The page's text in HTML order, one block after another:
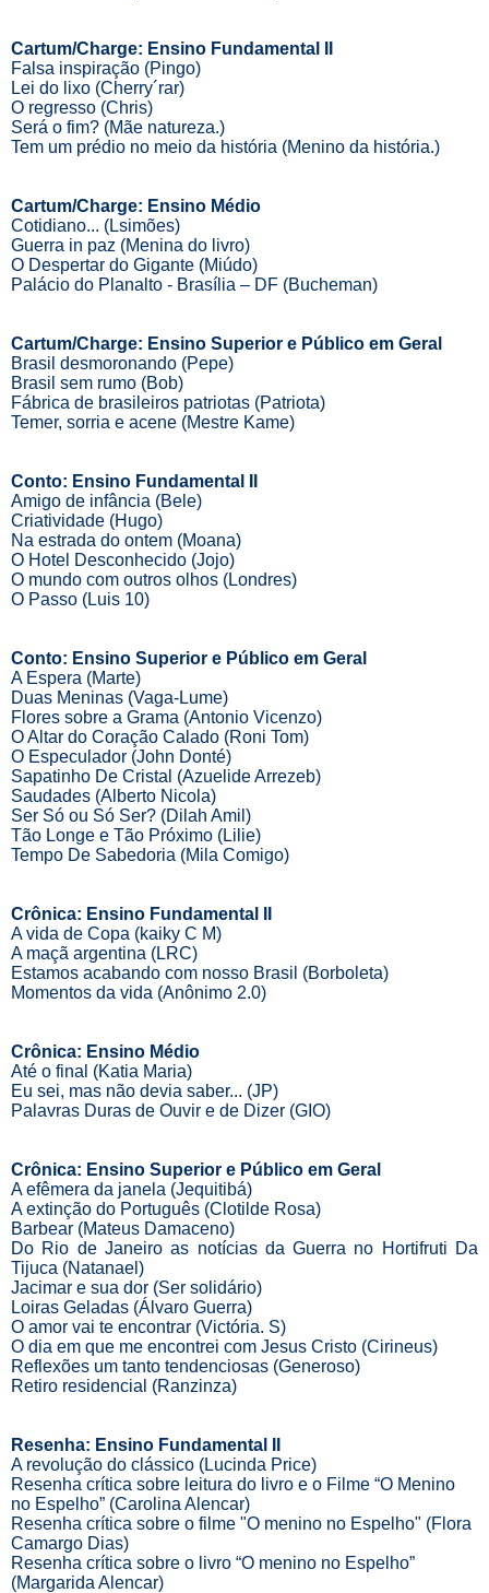
Cartum/Charge: Ensino Fundamental II
Falsa inspiração (Pingo)
Lei do lixo (Cherry´rar)
O regresso (Chris)
Será o fim? (Mãe natureza.)
Tem um prédio no meio da história (Menino da história.)
Cartum/Charge: Ensino Médio
Cotidiano... (Lsimões)
Guerra in paz (Menina do livro)
O Despertar do Gigante (Miúdo)
Palácio do Planalto - Brasília – DF (Bucheman)
Cartum/Charge: Ensino Superior e Público em Geral
Brasil desmoronando (Pepe)
Brasil sem rumo (Bob)
Fábrica de brasileiros patriotas (Patriota)
Temer, sorria e acene (Mestre Kame)
Conto: Ensino Fundamental II
Amigo de infância (Bele)
Criatividade (Hugo)
Na estrada do ontem (Moana)
O Hotel Desconhecido (Jojo)
O mundo com outros olhos (Londres)
O Passo (Luis 10)
Conto: Ensino Superior e Público em Geral
A Espera (Marte)
Duas Meninas (Vaga-Lume)
Flores sobre a Grama (Antonio Vicenzo)
O Altar do Coração Calado (Roni Tom)
O Especulador (John Donté)
Sapatinho De Cristal (Azuelide Arrezeb)
Saudades (Alberto Nicola)
Ser Só ou Só Ser? (Dilah Amil)
Tão Longe e Tão Próximo (Lilie)
Tempo De Sabedoria (Mila Comigo)
Crônica: Ensino Fundamental II
A vida de Copa (kaiky C M)
A maçã argentina (LRC)
Estamos acabando com nosso Brasil (Borboleta)
Momentos da vida (Anônimo 2.0)
Crônica: Ensino Médio
Até o final (Katia Maria)
Eu sei, mas não devia saber... (JP)
Palavras Duras de Ouvir e de Dizer (GIO)
Crônica: Ensino Superior e Público em Geral
A efêmera da janela (Jequitibá)
A extinção do Português (Clotilde Rosa)
Barbear (Mateus Damaceno)
Do Rio de Janeiro as notícias da Guerra no Hortifruti Da
Tijuca (Natanael)
Jacimar e sua dor (Ser solidário)
Loiras Geladas (Álvaro Guerra)
O amor vai te encontrar (Victória. S)
O dia em que me encontrei com Jesus Cristo (Cirineus)
Reflexões um tanto tendenciosas (Generoso)
Retiro residencial (Ranzinza)
Resenha: Ensino Fundamental II
A revolução do clássico (Lucinda Price)
Resenha crítica sobre leitura do livro e o Filme “O Menino
no Espelho” (Carolina Alencar)
Resenha crítica sobre o filme "O menino no Espelho" (Flora
Camargo Dias)
Resenha crítica sobre o livro “O menino no Espelho”
(Margarida Alencar)